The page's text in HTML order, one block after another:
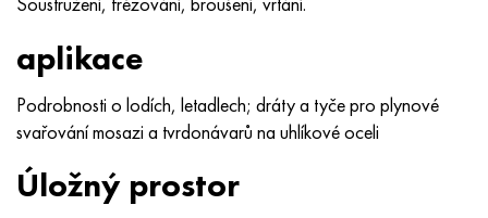
aplikace
Podrobnosti o lodích, letadlech; dráty a tyče pro plynové
svařování mosazi a tvrdonávarů na uhlíkové oceli
Úložný prostor